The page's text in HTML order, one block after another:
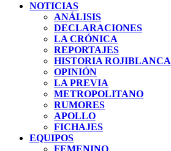
NOTICIAS
ANÁLISIS
DECLARACIONES
LA CRÓNICA
REPORTAJES
HISTORIA ROJIBLANCA
OPINIÓN
LA PREVIA
METROPOLITANO
RUMORES
APOLLO
FICHAJES
EQUIPOS